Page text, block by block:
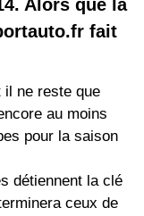
Alors que la
fait
il ne reste que
au moins
pour la saison
détiennent la clé
ceux de